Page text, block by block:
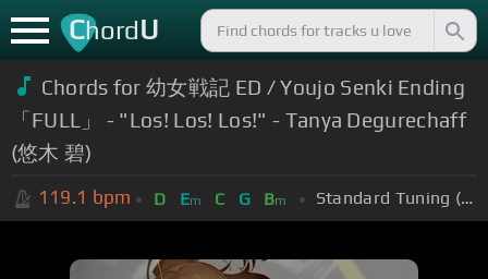
ChordU
Chords for 幼女戦記 ED / Youjo Senki Ending
「FULL」 - "Los! Los! Los!" - Tanya Degurechaff
(悠木 碧)
119.1 bpm D Em C G Bm Standard Tuning (EADGBE)